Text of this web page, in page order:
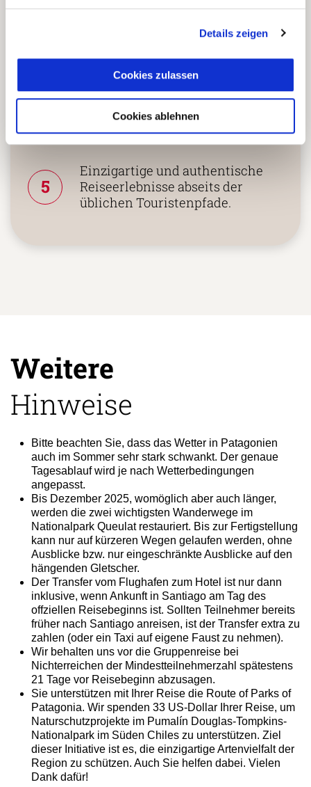
Details zeigen
Cookies zulassen
Cookies ablehnen
4
Zusammenarbeit in den
Reiseländern nur mit eigenen
Agenturen oder langjährigen
lokalen Partnern.
5
Einzigartige und authentische
Reiseerlebnisse abseits der
Weitere
Hinweise
Bitte beachten Sie, dass das Wetter in Patagonien
auch im Sommer sehr stark schwankt. Der genaue
Tagesablauf wird je nach Wetterbedingungen
angepasst.
Bis Dezember 2025, womöglich aber auch länger,
werden die zwei wichtigsten Wanderwege im
Nationalpark Queulat restauriert. Bis zur Fertigstellung
kann nur auf kürzeren Wegen gelaufen werden, ohne
Ausblicke bzw. nur eingeschränkte Ausblicke auf den
hängenden Gletscher.
Der Transfer vom Flughafen zum Hotel ist nur dann
inklusive, wenn Ankunft in Santiago am Tag des
offziellen Reisebeginns ist. Sollten Teilnehmer bereits
früher nach Santiago anreisen, ist der Transfer extra zu
zahlen (oder ein Taxi auf eigene Faust zu nehmen).
Wir behalten uns vor die Gruppenreise bei
Nichterreichen der Mindestteilnehmerzahl spätestens
21 Tage vor Reisebeginn abzusagen.
Sie unterstützen mit Ihrer Reise die Route of Parks of
Patagonia. Wir spenden 33 US-Dollar Ihrer Reise, um
Naturschutzprojekte im Pumalín Douglas-Tompkins-
Nationalpark im Süden Chiles zu unterstützen. Ziel
dieser Initiative ist es, die einzigartige Artenvielfalt der
Region zu schützen. Auch Sie helfen dabei. Vielen